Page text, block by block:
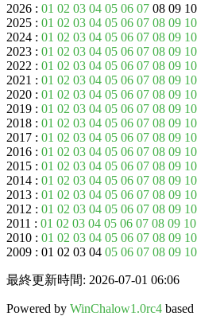
2026 : 01 02 03 04 05 06 07 08 09
2025 : 01 02 03 04 05 06 07 08 09 10
2024 : 01 02 03 04 05 06 07 08 09 10
2023 : 01 02 03 04 05 06 07 08 09 10
2022 : 01 02 03 04 05 06 07 08 09 10
2021 : 01 02 03 04 05 06 07 08 09 10
2020 : 01 02 03 04 05 06 07 08 09 10
2019 : 01 02 03 04 05 06 07 08 09 10
2018 : 01 02 03 04 05 06 07 08 09 10
2017 : 01 02 03 04 05 06 07 08 09 10
2016 : 01 02 03 04 05 06 07 08 09 10
2015 : 01 02 03 04 05 06 07 08 09 10
2014 : 01 02 03 04 05 06 07 08 09 10
2013 : 01 02 03 04 05 06 07 08 09 10
2012 : 01 02 03 04 05 06 07 08 09 10
2011 : 01 02 03 04 05 06 07 08 09 10
2010 : 01 02 03 04 05 06 07 08 09 10
2009 : 01 02 03 04 05 06 07 08 09 10
最終更新時間: 2026-07-01 06:06
Powered by WinChalow1.0rc4 based